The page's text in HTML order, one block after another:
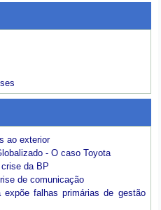
ao exterior
- O caso Toyota
da BP
de comunicação
expõe falhas primárias de gestão